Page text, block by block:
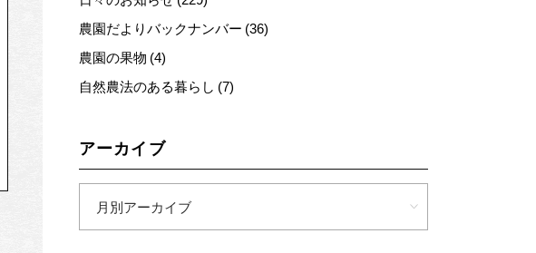
農園だよりバックナンバー (36)
農園の果物 (4)
自然農法のある暮らし (7)
アーカイブ